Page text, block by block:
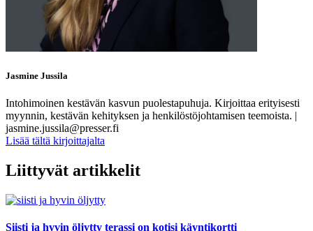
Jasmine Jussila
Intohimoinen kestävän kasvun puolestapuhuja. Kirjoittaa erityisesti
myynnin, kestävän kehityksen ja henkilöstöjohtamisen teemoista. |
jasmine.jussila@presser.fi
Lisää tältä kirjoittajalta
Liittyvät artikkelit
Siisti ja hyvin öljytty terassi on kotisi käyntikortti